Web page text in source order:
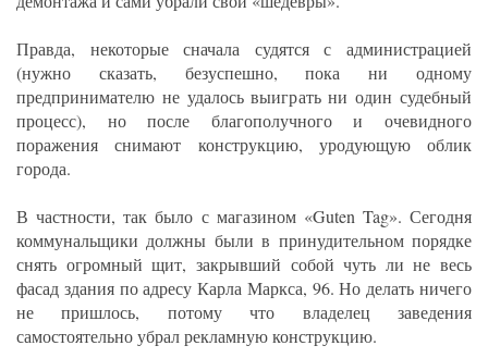
Правда, некоторые сначала судятся с администрацией
(нужно сказать, безуспешно, пока ни одному
предпринимателю не удалось выиграть ни один судебный
процесс), но после благополучного и очевидного
поражения снимают конструкцию, уродующую облик
города.
В частности, так было с магазином «Guten Tag». Сегодня
коммунальщики должны были в принудительном порядке
снять огромный щит, закрывший собой чуть ли не весь
фасад здания по адресу Карла Маркса, 96. Но делать ничего
не пришлось, потому что владелец заведения
самостоятельно убрал рекламную конструкцию.